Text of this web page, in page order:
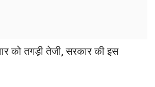
को तगड़ी तेजी, सरकार की इस